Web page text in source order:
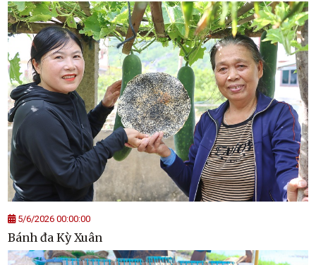
5/6/2026 00:00:00
Bánh đa Kỳ Xuân